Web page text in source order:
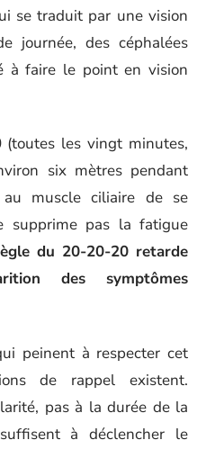
se traduit par une vision
journée, des céphalées
à faire le point en vision
les vingt minutes,
six mètres pendant
muscle ciliaire de se
supprime pas la fatigue
du 20-20-20 retarde
des symptômes
peinent à respecter cet
de rappel existent.
pas à la durée de la
à déclencher le